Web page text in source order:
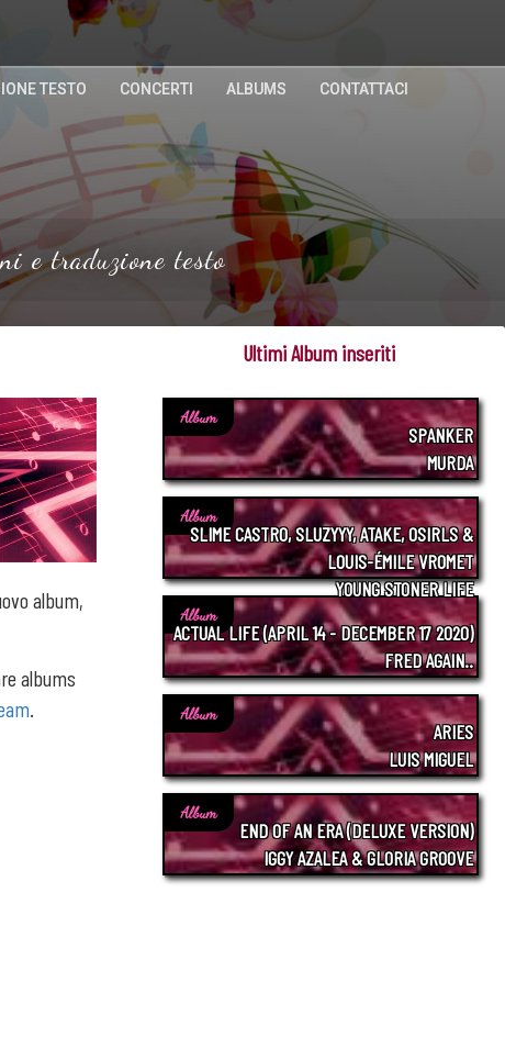
TESTO CONCERTI ALBUMS CONTATTACI
e traduzione testo
album,
albums
.
Ultimi Album inseriti
Album
SPANKER
MURDA
Album
SLIME CASTRO, SLUZYYY, ATAKE, OSIRLS &
LOUIS-ÉMILE VROMET
YOUNG STONER LIFE
Album
ACTUAL LIFE (APRIL 14 - DECEMBER 17 2020)
FRED AGAIN..
Album
ARIES
LUIS MIGUEL
Album
END OF AN ERA (DELUXE VERSION)
IGGY AZALEA & GLORIA GROOVE